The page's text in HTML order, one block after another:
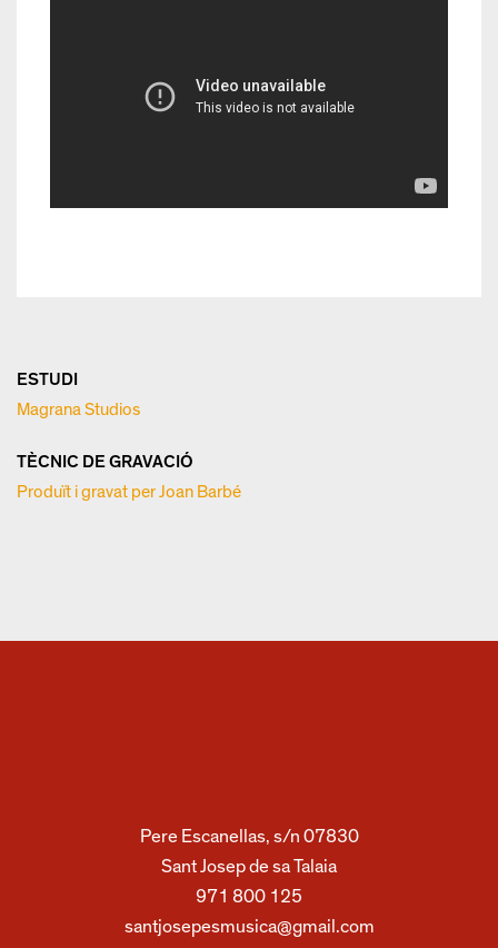
ESTUDI
Magrana Studios
TÈCNIC DE GRAVACIÓ
Produït i gravat per Joan Barbé
Pere Escanellas, s/n 07830
Sant Josep de sa Talaia
971 800 125
santjosepesmusica@gmail.com